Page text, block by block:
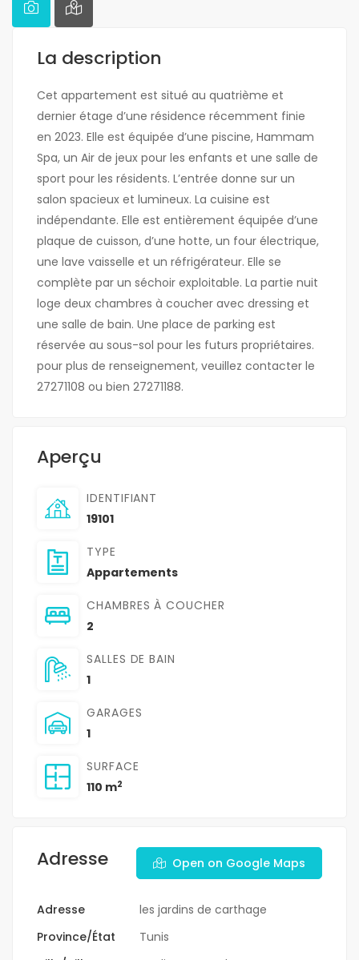
La description
Cet appartement est situé au quatrième et
dernier étage d’une résidence récemment finie
en 2023. Elle est équipée d’une piscine, Hammam
Spa, un Air de jeux pour les enfants et une salle de
sport pour les résidents. L’entrée donne sur un
salon spacieux et lumineux. La cuisine est
indépendante. Elle est entièrement équipée d’une
plaque de cuisson, d’une hotte, un four électrique,
une lave vaisselle et un réfrigérateur. Elle se
complète par un séchoir exploitable. La partie nuit
loge deux chambres à coucher avec dressing et
une salle de bain. Une place de parking est
réservée au sous-sol pour les futurs propriétaires.
pour plus de renseignement, veuillez contacter le
27271108 ou bien 27271188.
Aperçu
IDENTIFIANT
19101
TYPE
Appartements
CHAMBRES À COUCHER
2
SALLES DE BAIN
1
GARAGES
1
SURFACE
110 m2
Adresse Open on Google Maps
Adresse
les jardins de carthage
Province/État
Tunis